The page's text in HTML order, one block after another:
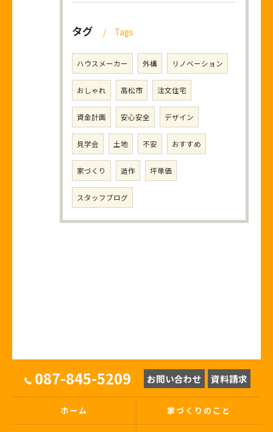
タグ Tags
ハウスメーカー 外構 リノベーション
おしゃれ 高松市 注文住宅
資金計画 安心安全 デザイン
見学会 土地 不安 おすすめ
家づくり 造作 坪単価
スタッフブログ
087-845-5209 お問い合わせ 資料請求
ホーム 家づくりのこと